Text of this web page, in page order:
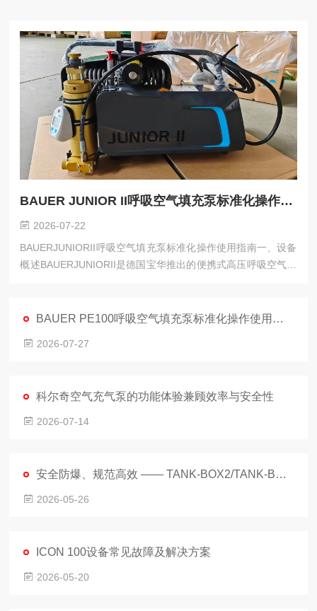
BAUER JUNIOR II呼吸空气填充泵标准化操作使用指南
2026-07-22
BAUERJUNIORII呼吸空气填充泵标准化操作使用指南一、设备
概述BAUERJUNIORII是德国宝华推出的便携式高压呼吸空气填
泛应用于消防救援、潜水作业...
BAUER PE100呼吸空气填充泵标准化操作使用指南
2026-07-27
科尔奇空气充气泵的功能体验兼顾效率与安全性
2026-07-14
安全防爆、规范高效 —— TANK‑BOX2/TANK‑BOX4 防爆充气箱技术应用指南
2026-05-26
ICON 100设备常见故障及解决方案
2026-05-20